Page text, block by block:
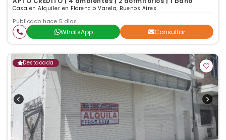
Casa en Alquiler en Florencio Varela, Buenos Aires
Publicado hace 5 días
WhatsApp Consultar
Destacada